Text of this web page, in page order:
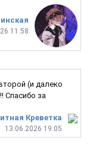
11:58
Креветка
13.06.2026 19:05
(и далеко
Спасибо за